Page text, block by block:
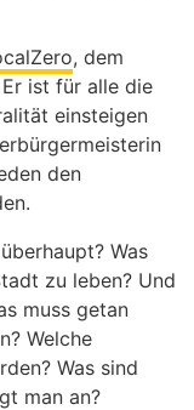
, dem
ist für alle die
einsteigen
den
Was
zu leben? Und
muss getan
Welche
Was sind
man an?